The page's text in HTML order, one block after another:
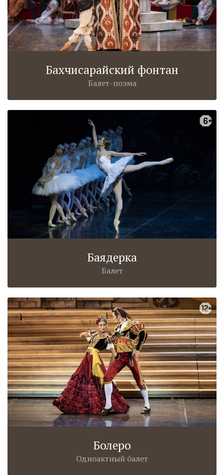
Бахчисарайский фонтан
Балет-поэма
Баядерка
Балет
Болеро
Одноактный балет